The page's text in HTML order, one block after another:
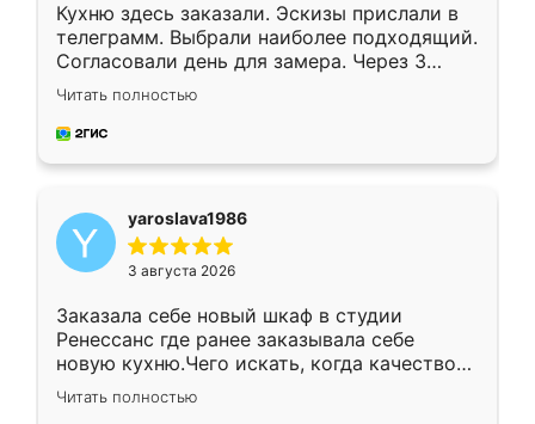
Кухню здесь заказали. Эскизы прислали в
телеграмм. Выбрали наиболее подходящий.
Согласовали день для замера. Через 3
недели кухня была уже готова. Остались
довольны работой. Спасибо Ренессанс
мебель за качественную работу!
Читать полностью
yaroslava1986
3 августа 2026
Заказала себе новый шкаф в студии
Ренессанс где ранее заказывала себе
новую кухню.Чего искать, когда качеством
вполне довольна. Служит кухня уже почти
два года, нареканий нет.
Читать полностью